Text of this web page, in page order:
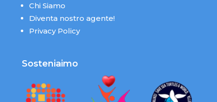
Chi Siamo
Diventa nostro agente!
Privacy Policy
Sosteniaimo